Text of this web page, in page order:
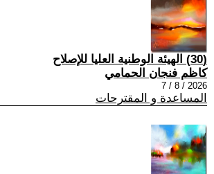
(30) الهيئة الوطنية العليا للإصلاح
كاظم فنجان الحمامي
2026 / 8 / 7
المساعدة و المقترحات